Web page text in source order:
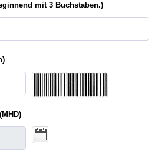
mit 3 Buchstaben.)